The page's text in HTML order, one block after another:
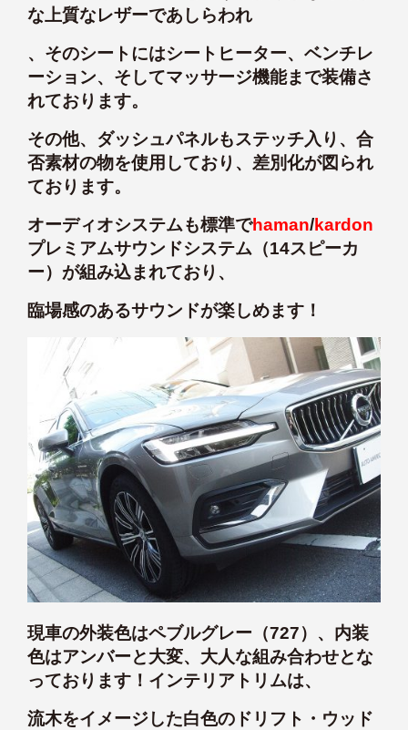
な上質なレザーであしらわれ
、そのシートにはシートヒーター、ベンチレ
ーション、そしてマッサージ機能まで装備さ
れております。
その他、ダッシュパネルもステッチ入り、合
否素材の物を使用しており、差別化が図られ
ております。
オーディオシステムも標準でhaman/kardon
プレミアムサウンドシステム（14スピーカ
ー）が組み込まれており、
臨場感のあるサウンドが楽しめます！
現車の外装色はペブルグレー（727）、内装
色はアンバーと大変、大人な組み合わせとな
っております！インテリアトリムは、
流木をイメージした白色のドリフト・ウッド